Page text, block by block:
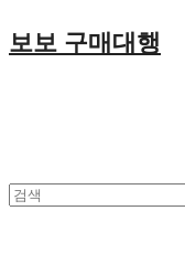
보보 구매대행